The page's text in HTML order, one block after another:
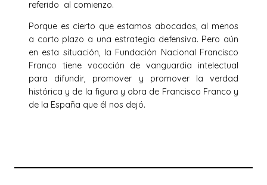
referido al comienzo.
Porque es cierto que estamos abocados, al menos
a corto plazo a una estrategia defensiva. Pero aún
en esta situación, la Fundación Nacional Francisco
Franco tiene vocación de vanguardia intelectual
para difundir, promover y promover la verdad
histórica y de la figura y obra de Francisco Franco y
de la España que él nos dejó.